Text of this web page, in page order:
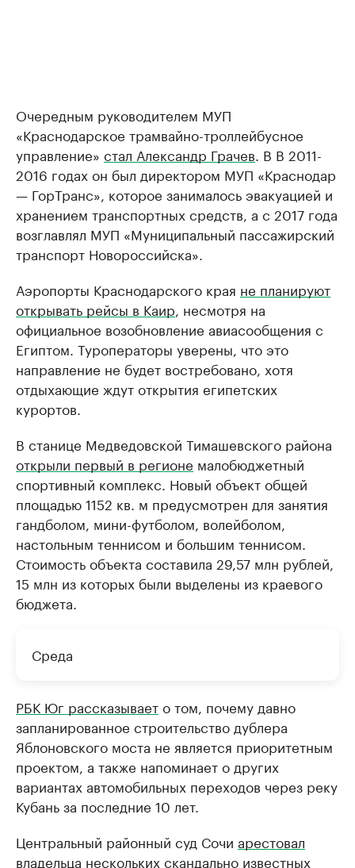
Очередным руководителем МУП
«Краснодарское трамвайно-троллейбусное
управление» стал Александр Грачев . В В 2011-
2016 годах он был директором МУП «Краснодар
— ГорТранс», которое занималось эвакуацией и
хранением транспортных средств, а с 2017 года
возглавлял МУП «Муниципальный пассажирский
транспорт Новороссийска».
Аэропорты Краснодарского края не планируют
открывать рейсы в Каир , несмотря на
официальное возобновление авиасообщения с
Египтом. Туроператоры уверены, что это
направление не будет востребовано, хотя
отдыхающие ждут открытия египетских
курортов.
В станице Медведовской Тимашевского района
открыли первый в регионе малобюджетный
спортивный комплекс. Новый объект общей
площадью 1152 кв. м предусмотрен для занятия
гандболом, мини-футболом, волейболом,
настольным теннисом и большим теннисом.
Стоимость объекта составила 29,57 млн рублей,
15 млн из которых были выделены из краевого
бюджета.
Среда
РБК Юг рассказываето том, почему давно
запланированное строительство дублера
Яблоновского моста не является приоритетным
проектом, а также напоминает о других
вариантах автомобильных переходов через реку
Кубань за последние 10 лет.
Центральный районный суд Сочи арестовал
владельца нескольких скандально известных